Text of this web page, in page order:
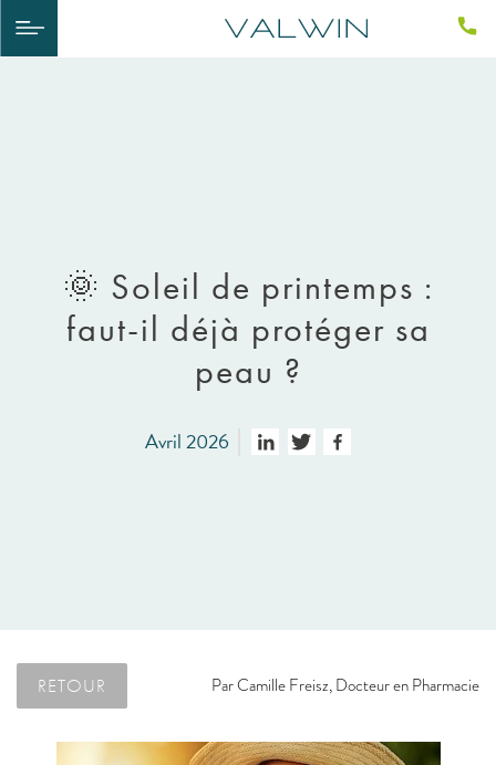
🌞 Soleil de printemps :
faut-il déjà protéger sa
peau ?
Avril 2026
RETOUR ParCamille Freisz, Docteur en Pharmacie